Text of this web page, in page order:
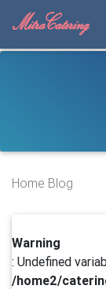
Home Blog
Warning
: Undefined
/home2/